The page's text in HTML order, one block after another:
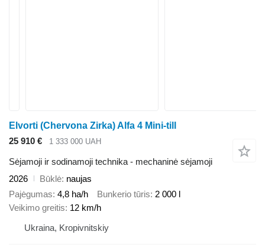
Elvorti (Chervona Zirka) Alfa 4 Mini-till
25 910 €
1 333 000 UAH
Sėjamoji ir sodinamoji technika - mechaninė sėjamoji
2026
Būklė naujas
Pajėgumas 4,8 ha/h Bunkerio tūris 2 000 l
Veikimo greitis 12 km/h
Ukraina, Kropivnitskiy